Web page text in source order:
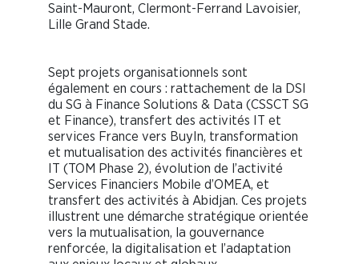
Saint-Mauront, Clermont-Ferrand Lavoisier,
Lille Grand Stade.
Sept projets organisationnels sont
également en cours : rattachement de la DSI
du SG à Finance Solutions & Data (CSSCT SG
et Finance), transfert des activités IT et
services France vers BuyIn, transformation
et mutualisation des activités financières et
IT (TOM Phase 2), évolution de l’activité
Services Financiers Mobile d’OMEA, et
transfert des activités à Abidjan. Ces projets
illustrent une démarche stratégique orientée
vers la mutualisation, la gouvernance
renforcée, la digitalisation et l’adaptation